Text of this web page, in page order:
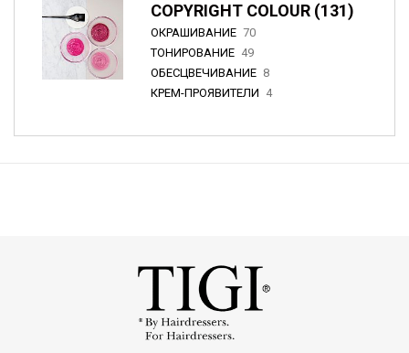
COPYRIGHT COLOUR (131)
ОКРАШИВАНИЕ 70
ТОНИРОВАНИЕ 49
ОБЕСЦВЕЧИВАНИЕ 8
КРЕМ-ПРОЯВИТЕЛИ 4